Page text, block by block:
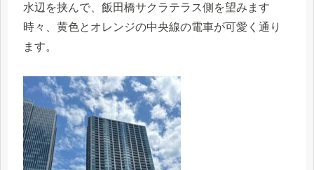
水辺を挟んで、飯田橋サクラテラス側を望みます
時々、黄色とオレンジの中央線の電車が可愛く通り
ます。